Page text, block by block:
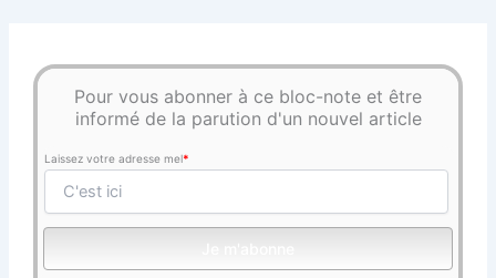
Pour vous abonner à ce bloc-note et être
informé de la parution d'un nouvel article
Laissez votre adresse mel*